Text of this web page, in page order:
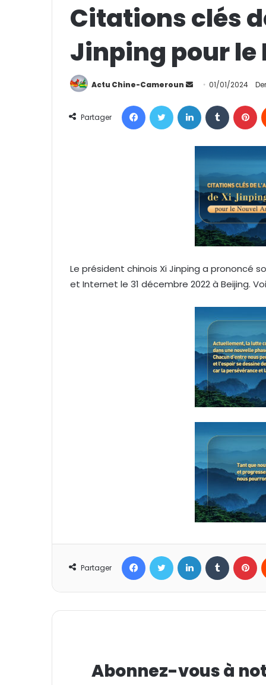
Citations clés
Jinping pour le
Actu Chine-Cameroun
o
o
u
r
i
01/01/2024
Partager
Le président chinois Xi Jinping a prononcé
et Internet le 31 décembre 2022 à Beijing.
Partager
Abonnez-vous à